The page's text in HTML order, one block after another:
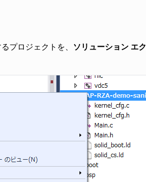
プロジェクトを、 ソリューション エ